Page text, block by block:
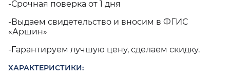
-Срочная поверка от 1 дня
-Выдаем свидетельство и вносим в ФГИС
«Аршин»
-Гарантируем лучшую цену, сделаем скидку.
ХАРАКТЕРИСТИКИ: